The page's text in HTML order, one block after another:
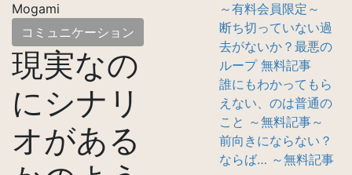
Mogami
コミュニケーション
現実なの
にシナリ
オがある
～有料会員限定～
断ち切っていない過
去がないか？最悪の
ループ 無料記事
誰にもわかってもら
えない、のは普通の
こと ～無料記事～
前向きにならない？
ならば… ～無料記事